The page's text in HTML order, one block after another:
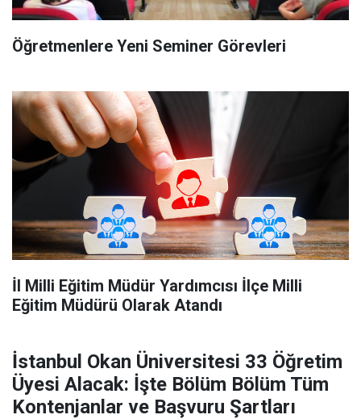
Öğretmenlere Yeni Seminer Görevleri
İl Milli Eğitim Müdür Yardımcısı İlçe Milli
Eğitim Müdürü Olarak Atandı
İstanbul Okan Üniversitesi 33 Öğretim
Üyesi Alacak: İşte Bölüm Bölüm Tüm
Kontenjanlar ve Başvuru Şartları